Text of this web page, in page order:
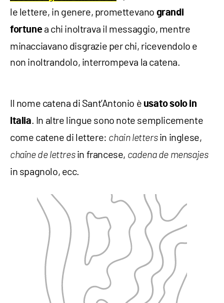
le lettere, in genere, promettevano grandi
fortunea chi inoltrava il messaggio, mentre
minacciavano disgrazie per chi, ricevendolo e
non inoltrandolo, interrompeva la catena.
Il nome catena di Sant’Antonio è usato solo in
Italia. In altre lingue sono note semplicemente
come catene di lettere: chain lettersin inglese,
chaîne de lettresin francese, cadena de mensajes
in spagnolo, ecc.